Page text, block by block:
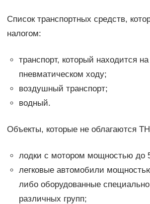
Список транспортных средств,
налогом:
транспорт, который находится
пневматическом ходу;
воздушный транспорт;
водный.
Объекты, которые не облагаются
лодки с мотором мощностью до
легковые автомобили
либо оборудованные
различных групп;